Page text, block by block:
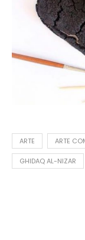
ARTE ARTE
GHIDAQ AL-NIZAR